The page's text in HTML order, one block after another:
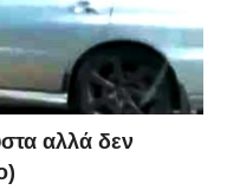
αλλά δεν